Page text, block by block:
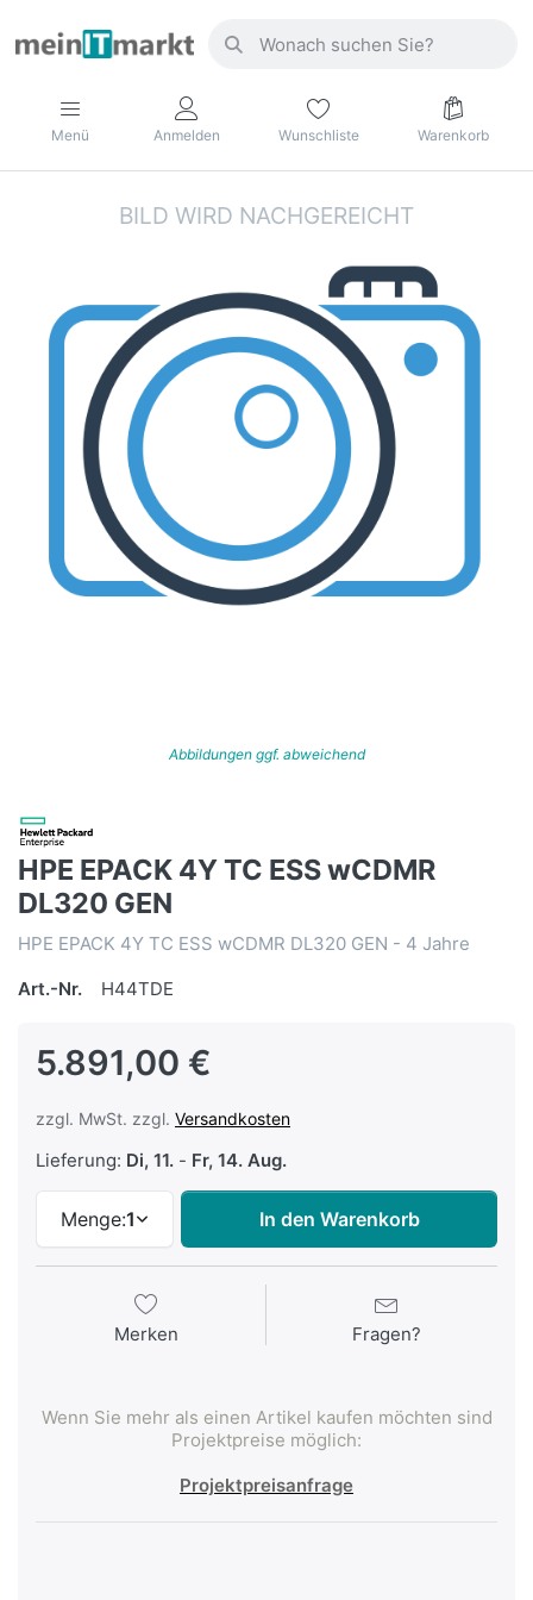
Menü Anmelden Wunschliste Warenkorb
Abbildungen ggf. abweichend
HPE EPACK 4Y TC ESS wCDMR
DL320 GEN
HPE EPACK 4Y TC ESS wCDMR DL320 GEN - 4 Jahre
Art.-Nr.
H44TDE
5.891,00 €
zzgl. MwSt. zzgl. Versandkosten
Lieferung: Di, 11. - Fr, 14. Aug.
Menge:1 In den Warenkorb
Merken Fragen?
Wenn Sie mehr als einen Artikel kaufen möchten sind
Projektpreise möglich:
Projektpreisanfrage